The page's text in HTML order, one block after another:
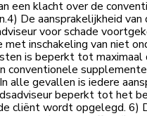
een klacht over de
De aansprakelijkheid van
voor schade
inschakeling van niet
is beperkt tot maximaal
conventionele
alle gevallen is iedere
beperkt tot het
cliënt wordt opgelegd. 6)